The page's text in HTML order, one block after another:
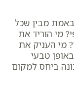
מבין שכל
מי הוריד את
מי העניק את
טבעי
ביחס למקום